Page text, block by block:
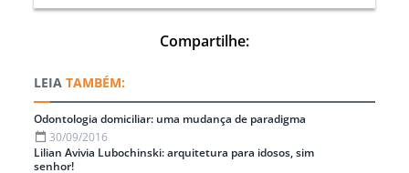
Compartilhe:
TAMBÉM:
Odontologia domiciliar: uma mudança de paradigma
30/09/2016
Lilian Avivia Lubochinski: arquitetura para idosos, sim
senhor!